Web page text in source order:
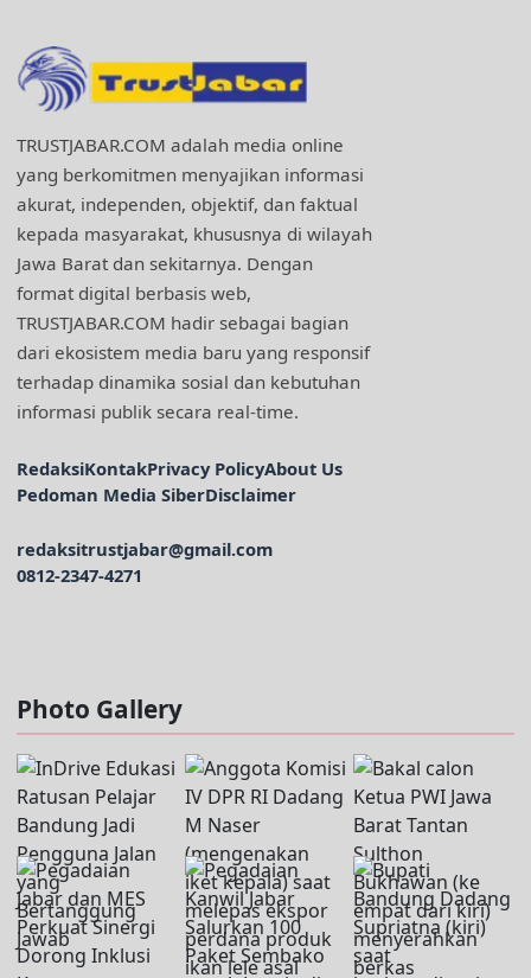
TRUSTJABAR.COM adalah media online
yang berkomitmen menyajikan informasi
akurat, independen, objektif, dan faktual
kepada masyarakat, khususnya di wilayah
Jawa Barat dan sekitarnya. Dengan
format digital berbasis web,
TRUSTJABAR.COM hadir sebagai bagian
dari ekosistem media baru yang responsif
terhadap dinamika sosial dan kebutuhan
informasi publik secara real-time.
RedaksiKontakPrivacy PolicyAbout Us
Pedoman Media SiberDisclaimer
redaksitrustjabar@gmail.com
0812-2347-4271
Photo Gallery